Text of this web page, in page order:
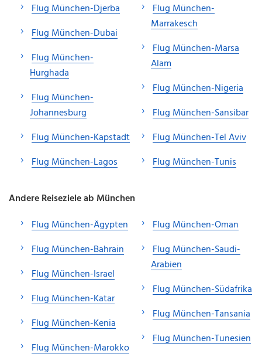
Flug München-Djerba
Flug München-Dubai
Flug München-
Hurghada
Flug München-
Johannesburg
Flug München-Kapstadt
Flug München-Lagos
Flug München-
Marrakesch
Flug München-Marsa
Alam
Flug München-Nigeria
Flug München-Sansibar
Flug München-Tel Aviv
Flug München-Tunis
Andere Reiseziele ab München
Flug München-Ägypten
Flug München-Bahrain
Flug München-Israel
Flug München-Katar
Flug München-Kenia
Flug München-Marokko
Flug München-Oman
Flug München-Saudi-
Arabien
Flug München-Südafrika
Flug München-Tansania
Flug München-Tunesien